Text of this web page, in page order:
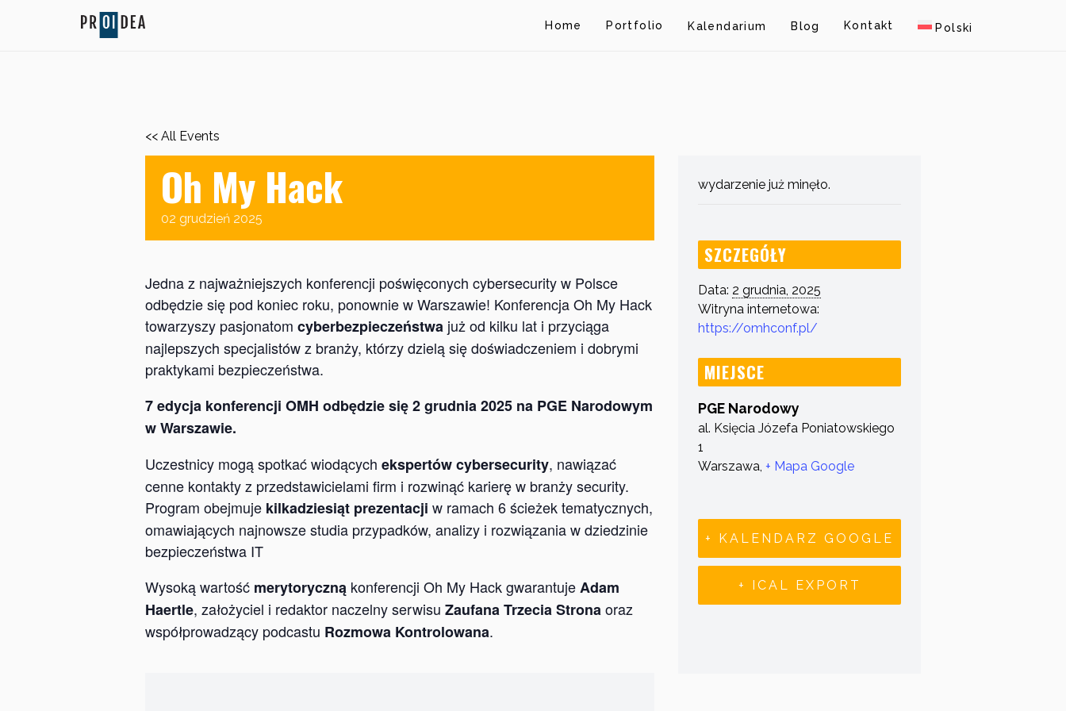
Home Portfolio Kalendarium Blog Kontakt Polski
<< All Events
Oh My Hack
02 grudzień 2025
Jedna z najważniejszych konferencji poświęconych cybersecurity w Polsce
odbędzie się pod koniec roku, ponownie w Warszawie! Konferencja Oh My Hack
towarzyszy pasjonatom cyberbezpieczeństwa już od kilku lat i przyciąga
najlepszych specjalistów z branży, którzy dzielą się doświadczeniem i dobrymi
praktykami bezpieczeństwa.
7 edycja konferencji OMH odbędzie się 2 grudnia 2025 na PGE Narodowym
w Warszawie.
Uczestnicy mogą spotkać wiodących ekspertów cybersecurity, nawiązać
cenne kontakty z przedstawicielami firm i rozwinąć karierę w branży security.
Program obejmuje kilkadziesiąt prezentacji w ramach 6 ścieżek tematycznych,
omawiających najnowsze studia przypadków, analizy i rozwiązania w dziedzinie
bezpieczeństwa IT
Wysoką wartość merytoryczną konferencji Oh My Hack gwarantujeAdam
Haertle, założyciel i redaktor naczelny serwisu Zaufana Trzecia Stronaoraz
współprowadzący podcastu Rozmowa Kontrolowana.
wydarzenie już minęło.
SZCZEGÓŁY
Data: 2 grudnia, 2025
Witryna internetowa:
https://omhconf.pl/
MIEJSCE
PGE Narodowy
al. Księcia Józefa Poniatowskiego
1
Warszawa, + Mapa Google
+ KALENDARZ GOOGLE
+ ICAL EXPORT